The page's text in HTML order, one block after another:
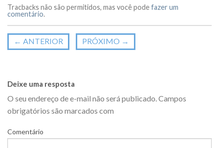
Tracbacks não são permitidos, mas você podefazer um
comentário.
← ANTERIOR PRÓXIMO →
Deixe uma resposta
O seu endereço de e-mail não será publicado.Campos
obrigatórios são marcados com
Comentário